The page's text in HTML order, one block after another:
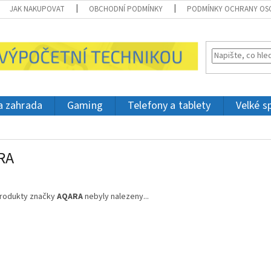
JAK NAKUPOVAT OBCHODNÍ PODMÍNKY PODMÍNKY OCHRANY
zahrada Gaming Telefony a tablety Velké
značkyAQARAnebyly nalezeny...